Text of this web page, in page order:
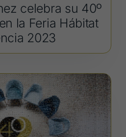
celebra su 40º
la Feria Hábitat
2023